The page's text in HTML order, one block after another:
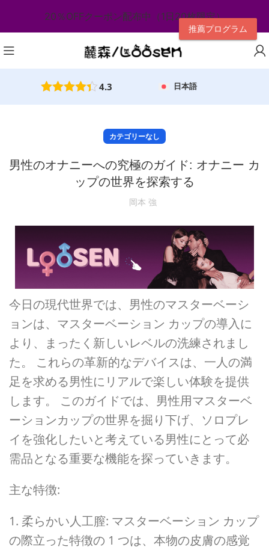
推薦プログラム
20％OFFクーポン配布中（1日20枚限定）
4.3 日本語
カテゴリーなし
男性のオナニーへの究極のガイド: オナニー カ
ップの世界を探索する
岡本 強
今日の現代世界では、男性のマスターベーシ
ョンは、マスターベーション カップの導入に
より、まったく新しいレベルの洗練されまし
た。 これらの革新的なデバイスは、一人の満
足を求める男性にリアルで楽しい体験を提供
します。 このガイドでは、男性用マスターベ
ーションカップの世界を掘り下げ、ソロプレ
イを強化したいと考えている男性にとって必
需品となる重要な機能を探っていきます。
主な特徴:
1. 柔らかい人工膣: マスターベーション カップ
の際立った特徴の 1 つは、本物の皮膚の感覚